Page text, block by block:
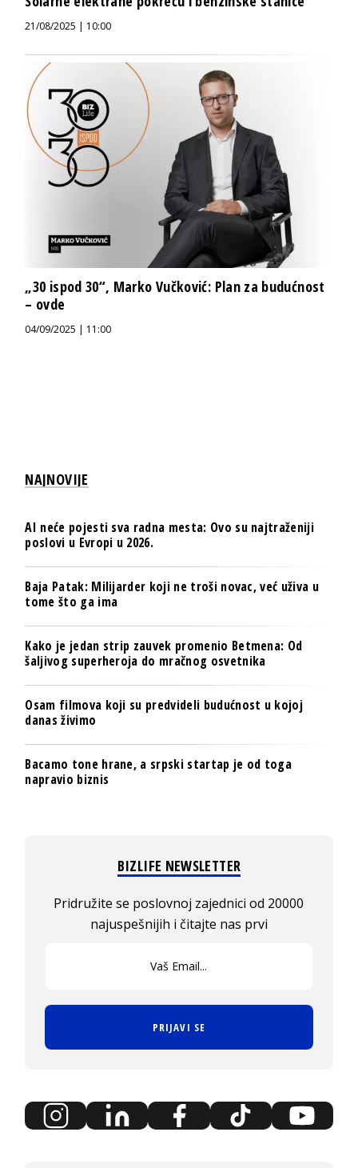
21/08/2025 | 10:00
„30 ispod 30“, Marko Vučković: Plan za budućnost
– ovde
04/09/2025 | 11:00
NAJNOVIJE
AI neće pojesti sva radna mesta: Ovo su najtraženiji
poslovi u Evropi u 2026.
Baja Patak: Milijarder koji ne troši novac, već uživa u
tome što ga ima
Kako je jedan strip zauvek promenio Betmena: Od
šaljivog superheroja do mračnog osvetnika
Osam filmova koji su predvideli budućnost u kojoj
danas živimo
Bacamo tone hrane, a srpski startap je od toga
napravio biznis
BIZLIFE NEWSLETTER
Pridružite se poslovnoj zajednici od 20000
najuspešnijih i čitajte nas prvi
PRIJAVI SE